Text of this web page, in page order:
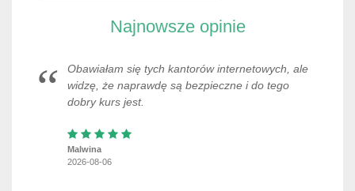
Najnowsze opinie
Obawiałam się tych kantorów internetowych, ale
widzę, że naprawdę są bezpieczne i do tego
dobry kurs jest.
Malwina
2026-08-06